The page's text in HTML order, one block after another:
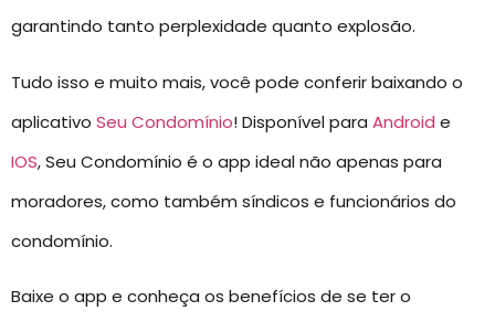
garantindo tanto perplexidade quanto explosão.
Tudo isso e muito mais, você pode conferir baixando o
aplicativo Seu Condomínio! Disponível para Android e
IOS, Seu Condomínio é o app ideal não apenas para
moradores, como também síndicos e funcionários do
condomínio.
Baixe o app e conheça os benefícios de se ter o